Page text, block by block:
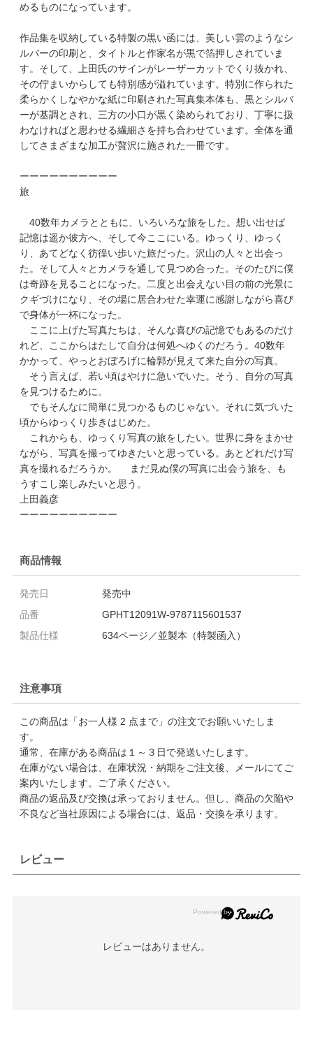
めるものになっています。
作品集を収納している特製の黒い函には、美しい雲のようなシ
ルバーの印刷と、タイトルと作家名が黒で箔押しされていま
す。そして、上田氏のサインがレーザーカットでくり抜かれ、
その佇まいからしても特別感が溢れています。特別に作られた
柔らかくしなやかな紙に印刷された写真集本体も、黒とシルバ
ーが基調とされ、三方の小口が黒く染められており、丁寧に扱
わなければと思わせる繊細さを持ち合わせています。全体を通
してさまざまな加工が贅沢に施された一冊です。
ーーーーーーーーーー
旅
40数年カメラとともに、いろいろな旅をした。想い出せば
記憶は遥か彼方へ、そして今ここにいる。ゆっくり、ゆっく
り、あてどなく彷徨い歩いた旅だった。沢山の人々と出会っ
た。そして人々とカメラを通して見つめ合った。そのたびに僕
は奇跡を見ることになった。二度と出会えない目の前の光景に
クギづけになり、その場に居合わせた幸運に感謝しながら喜び
で身体が一杯になった。
ここに上げた写真たちは、そんな喜びの記憶でもあるのだけ
れど、ここからはたして自分は何処へゆくのだろう。40数年
かかって、やっとおぼろげに輪郭が見えて来た自分の写真。
そう言えば、若い頃はやけに急いでいた。そう、自分の写真
を見つけるために。
でもそんなに簡単に見つかるものじゃない。それに気づいた
頃からゆっくり歩きはじめた。
これからも、ゆっくり写真の旅をしたい。世界に身をまかせ
ながら、写真を撮ってゆきたいと思っている。あとどれだけ写
真を撮れるだろうか。 まだ見ぬ僕の写真に出会う旅を、も
うすこし楽しみたいと思う。
上田義彦
ーーーーーーーーーー
商品情報
発売日
発売中
品番
GPHT12091W-9787115601537
製品仕様
634ページ／並製本（特製函入）
注意事項
この商品は「お一人様 2 点まで」の注文でお願いいたしま
す。
通常、在庫がある商品は１～３日で発送いたします。
在庫がない場合は、在庫状況・納期をご注文後、メールにてご
案内いたします。ご了承ください。
商品の返品及び交換は承っておりません。但し、商品の欠陥や
不良など当社原因による場合には、返品・交換を承ります。
レビュー
レビューはありません。